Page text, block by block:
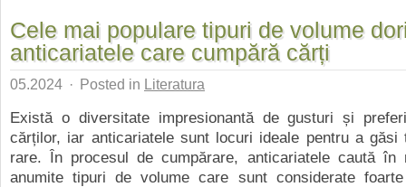
Cele mai populare tipuri de volume
anticariatele care cumpără cărți
05.2024 · Posted in Literatura
Există o diversitate impresionantă de gusturi și
cărților, iar anticariatele sunt locuri ideale pentru a
rare. În procesul de cumpărare, anticariatele caută în
anumite tipuri de volume care sunt considerate